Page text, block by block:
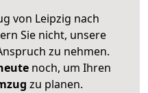
von Leipzig nach
Sie nicht, unsere
zu nehmen.
noch, um Ihren
zu planen.